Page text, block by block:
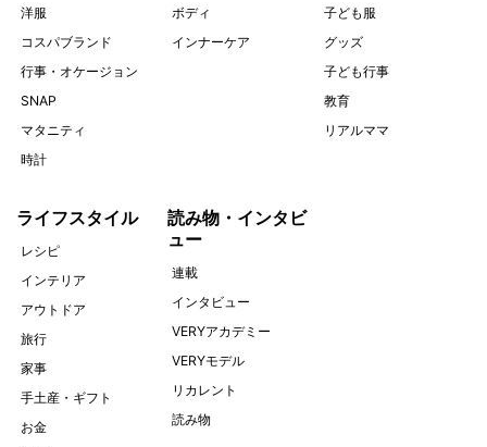
洋服
コスパブランド
行事・オケージョン
SNAP
マタニティ
時計
ボディ
インナーケア
子ども服
グッズ
子ども行事
教育
リアルママ
ライフスタイル
レシピ
インテリア
アウトドア
旅行
家事
手土産・ギフト
お金
読み物・インタビ
ュー
連載
インタビュー
VERYアカデミー
VERYモデル
リカレント
読み物